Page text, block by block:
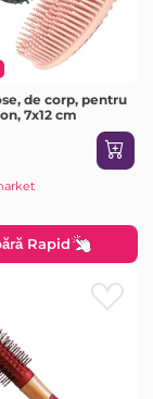
de corp, pentru
7x12 cm
Rapid